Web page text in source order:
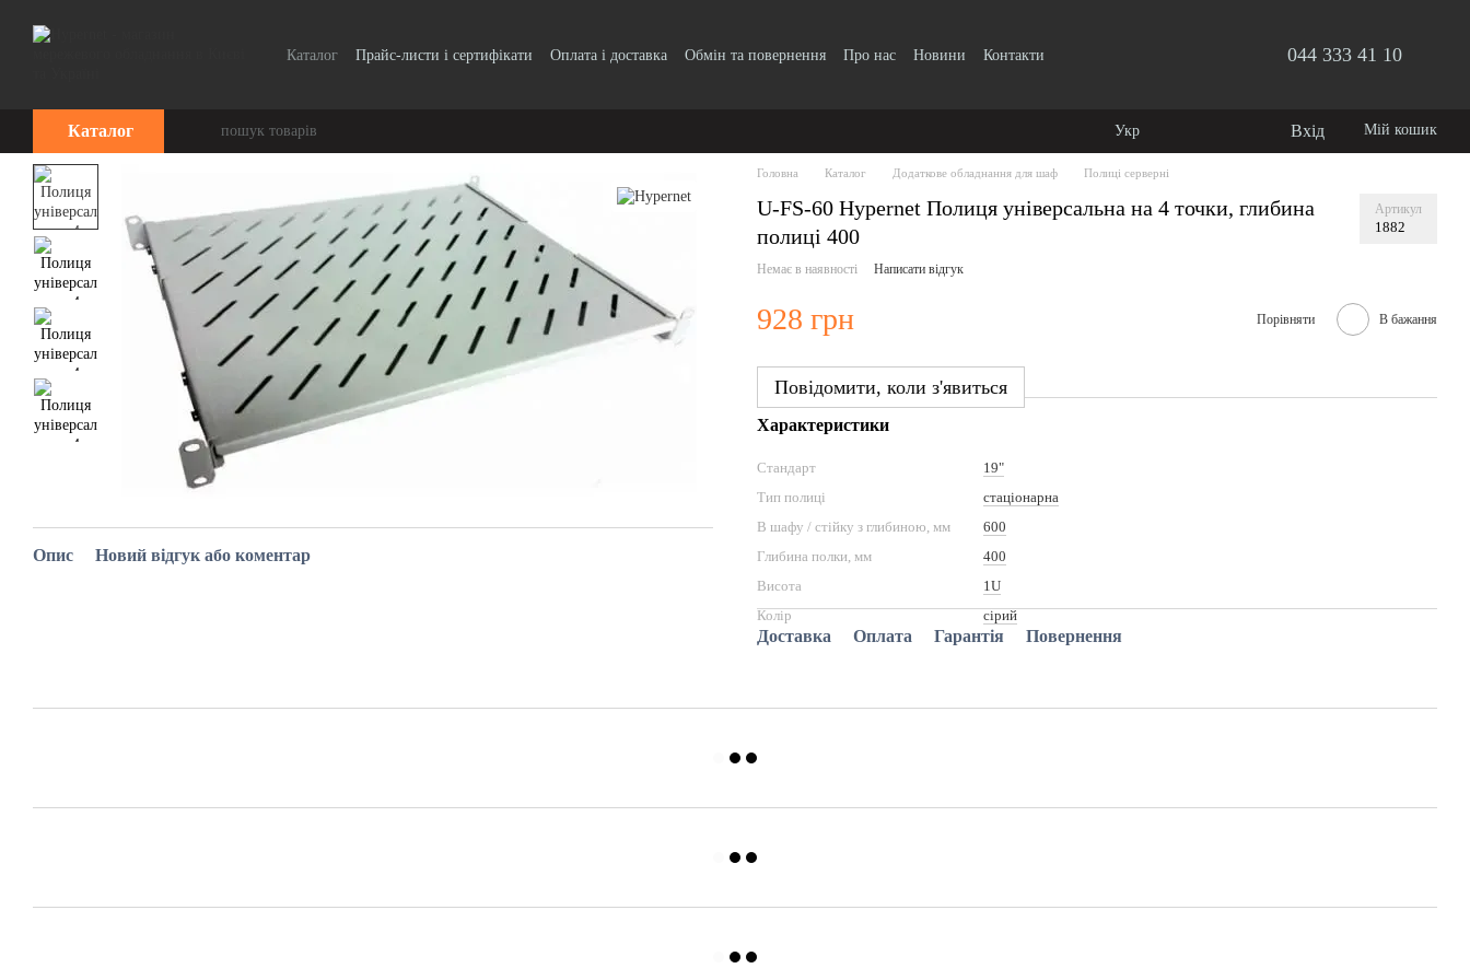
Каталог Прайс-листи і сертифікати Оплата і доставка Обмін та повернення Про нас Новини Контакти 044 333 41 10
Каталог Укр Вхід Мій кошик
Опис Новий відгук або коментар
Головна Каталог Додаткове обладнання для шаф Полиці серверні
U-FS-60 Hypernet Полиця універсальна на 4 точки, глибина
полиці 400
Артикул
1882
Немає в наявності Написати відгук
928 грн Порівняти В бажання
Повідомити, коли з'явиться
Характеристики
Стандарт
19"
Тип полиці
стаціонарна
В шафу / стійку з глибиною, мм
600
Глибина полки, мм
400
Висота
1U
Колір
cірий
Доставка Оплата Гарантія Повернення